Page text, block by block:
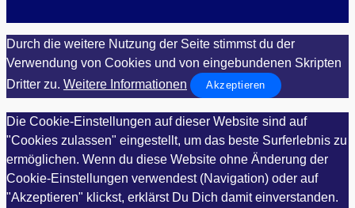
Durch die weitere Nutzung der Seite stimmst du der
Verwendung von Cookies und von eingebundenen Skripten
Dritter zu. Weitere Informationen Akzeptieren
Die Cookie-Einstellungen auf dieser Website sind auf
"Cookies zulassen" eingestellt, um das beste Surferlebnis zu
ermöglichen. Wenn du diese Website ohne Änderung der
Cookie-Einstellungen verwendest (Navigation) oder auf
"Akzeptieren" klickst, erklärst Du Dich damit einverstanden.